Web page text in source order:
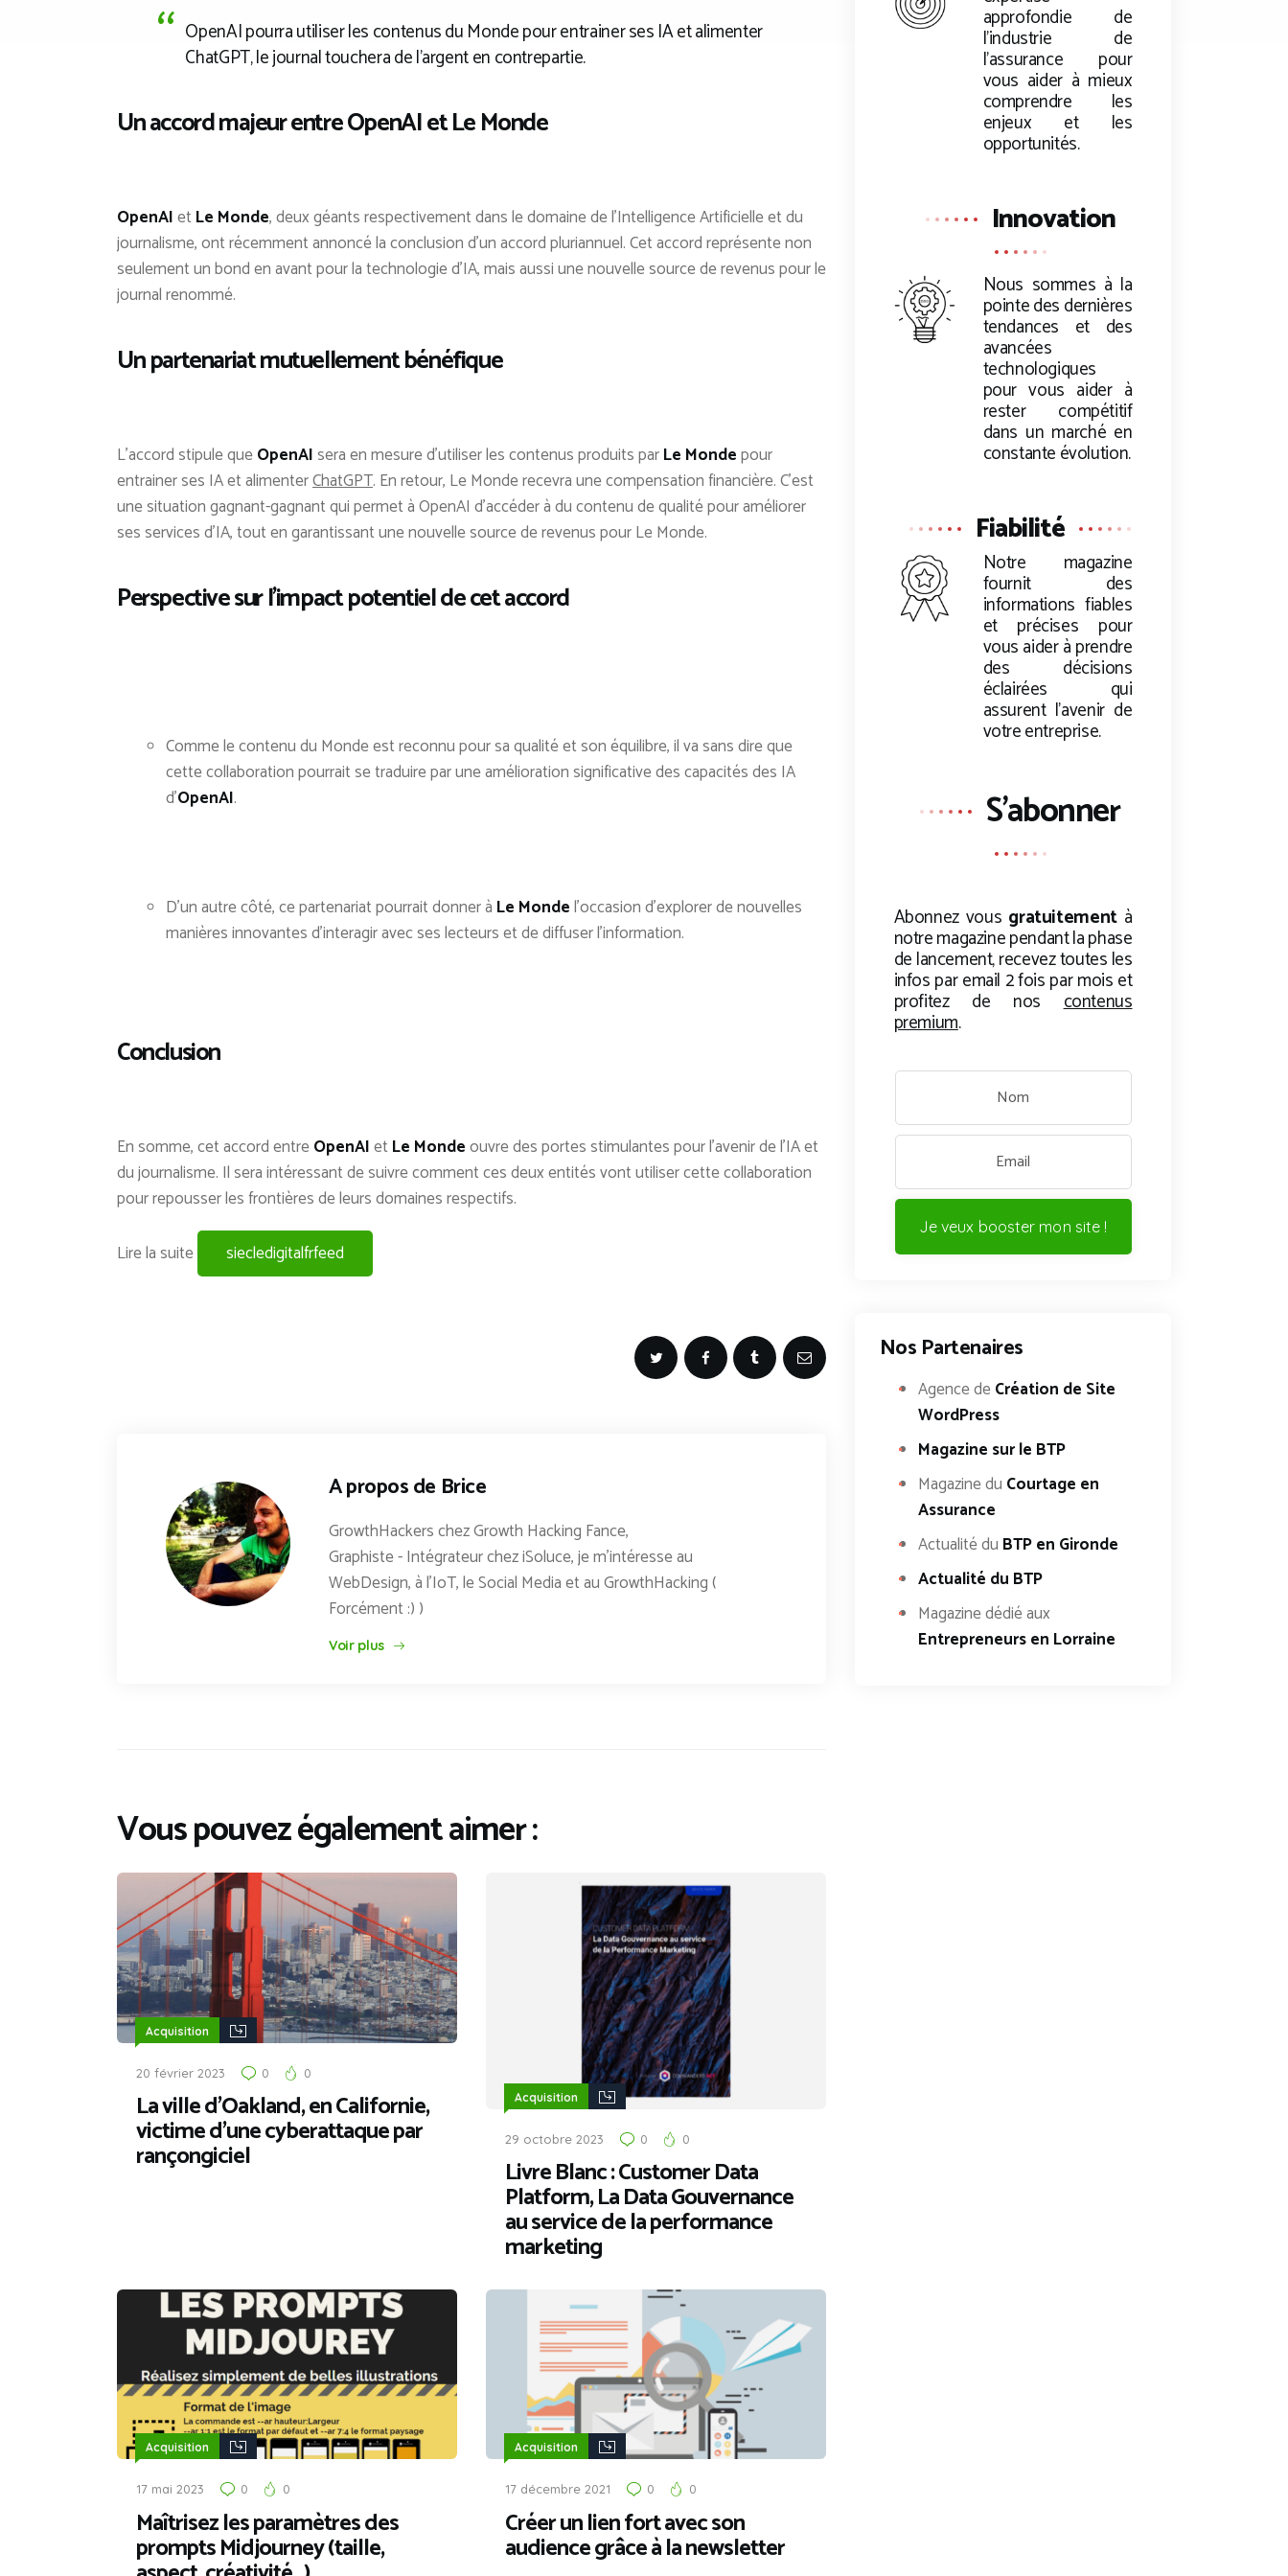
OpenAI pourra utiliser les contenus du Monde pour entrainer ses IA et alimenter
ChatGPT, le journal touchera de l’argent en contrepartie.
Un accord majeur entre OpenAI et Le Monde
OpenAIetLe Monde, deux géants respectivement dans le domaine de l’Intelligence Artificielle et du
journalisme, ont récemment annoncé la conclusion d’un accord pluriannuel. Cet accord représente non
seulement un bond en avant pour la technologie d’IA, mais aussi une nouvelle source de revenus pour le
journal renommé.
Un partenariat mutuellement bénéfique
L’accord stipule queOpenAIsera en mesure d’utiliser les contenus produits parLe Mondepour
entrainer ses IA et alimenterChatGPT. En retour, Le Monde recevra une compensation financière. C’est
une situation gagnant-gagnant qui permet à OpenAI d’accéder à du contenu de qualité pour améliorer
ses services d’IA, tout en garantissant une nouvelle source de revenus pour Le Monde.
Perspective sur l’impact potentiel de cet accord
Comme le contenu du Monde est reconnu pour sa qualité et son équilibre, il va sans dire que
cette collaboration pourrait se traduire par une amélioration significative des capacités des IA
d’OpenAI.
D’un autre côté, ce partenariat pourrait donner à Le Mondel’occasion d’explorer de nouvelles
manières innovantes d’interagir avec ses lecteurs et de diffuser l’information.
Conclusion
En somme, cet accord entreOpenAIetLe Mondeouvre des portes stimulantes pour l’avenir de l’IA et
du journalisme. Il sera intéressant de suivre comment ces deux entités vont utiliser cette collaboration
pour repousser les frontières de leurs domaines respectifs.
Lire la suite siecledigitalfrfeed
A propos de Brice
GrowthHackers chez Growth Hacking Fance,
Graphiste - Intégrateur chez iSoluce, je m'intéresse au
WebDesign, à l'IoT, le Social Media et au GrowthHacking (
Forcément :) )
Voir plus
Vous pouvez également aimer :
Acquisition
20 février 2023 0 0
La ville d’Oakland, en Californie,
victime d’une cyberattaque par
rançongiciel
Acquisition
29 octobre 2023 0 0
Livre Blanc : Customer Data
Platform, La Data Gouvernance
au service de la performance
marketing
Acquisition
17 mai 2023 0 0
Maîtrisez les paramètres des
prompts Midjourney (taille,
Acquisition
17 décembre 2021 0 0
Créer un lien fort avec son
audience grâce à la newsletter
approfondie de
l’industrie de
l’assurance pour
vous aider à mieux
comprendre les
enjeux et les
opportunités.
Innovation
Nous sommes à la
pointe des dernières
tendances et des
avancées
technologiques
pour vous aider à
rester compétitif
dans un marché en
constante évolution.
Fiabilité
Notre magazine
fournit des
informations fiables
et précises pour
vous aider à prendre
des décisions
éclairées qui
assurent l’avenir de
votre entreprise.
S'abonner
Abonnez vous gratuitementà
notre magazine pendant la phase
de lancement, recevez toutes les
infos par email 2 fois par mois et
profitez de noscontenus
premium.
Je veux booster mon site !
Nos Partenaires
Agence deCréation de Site
WordPress
Magazine sur le BTP
Magazine du Courtage en
Assurance
Actualité du BTP en Gironde
Actualité du BTP
Magazine dédié aux
Entrepreneurs en Lorraine